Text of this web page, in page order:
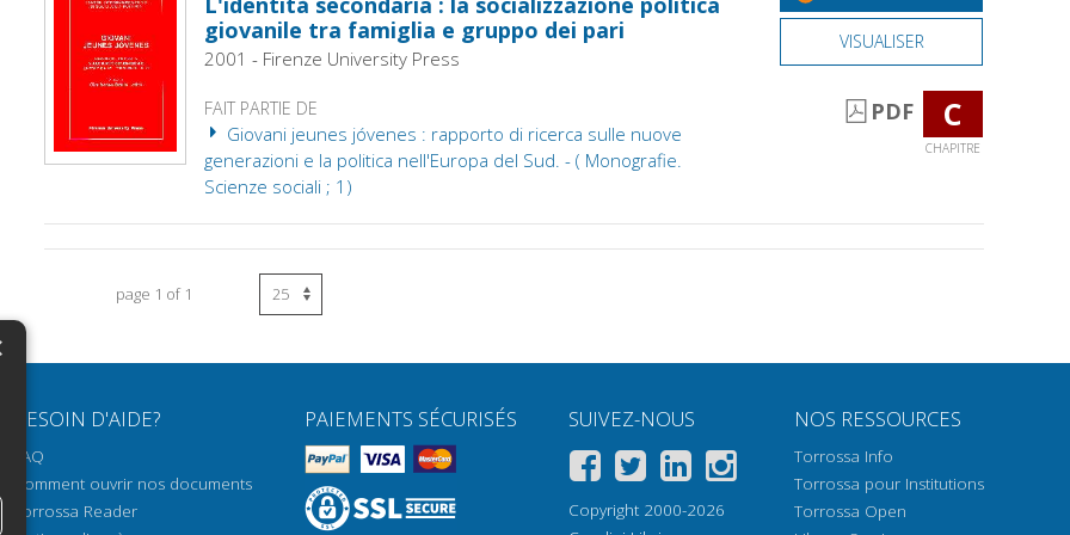
giovanile tra famiglia e gruppo dei pari
2001 - Firenze University Press
FAIT PARTIE DE
Giovani jeunes jóvenes : rapporto di ricerca sulle nuove
generazioni e la politica nell'Europa del Sud. - ( Monografie.
Scienze sociali ; 1)
VISUALISER
PDF C
CHAPITRE
page 1 of 1
BESOIN D'AIDE?
FAQ
Comment ouvrir nos documents
Torrossa Reader
PAIEMENTS SÉCURISÉS SUIVEZ-NOUS
Copyright 2000-2026
NOS RESSOURCES
Torrossa Info
Torrossa pour Institutions
Torrossa Open